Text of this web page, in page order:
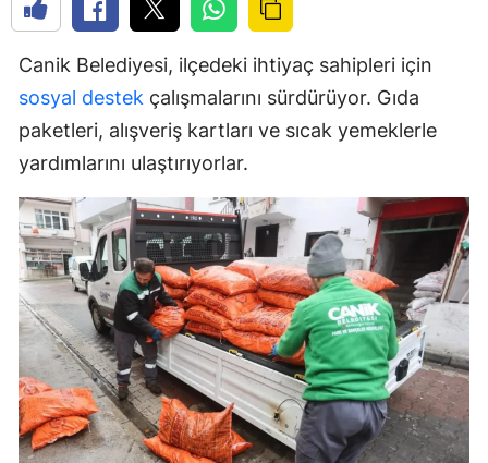
Canik Belediyesi, ilçedeki ihtiyaç sahipleri için
sosyal destek çalışmalarını sürdürüyor. Gıda
paketleri, alışveriş kartları ve sıcak yemeklerle
yardımlarını ulaştırıyorlar.